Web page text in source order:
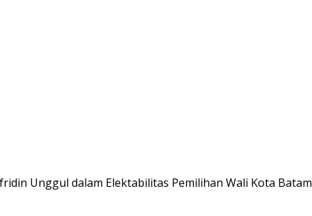
Unggul dalam Elektabilitas Pemilihan Wali Kota Batam